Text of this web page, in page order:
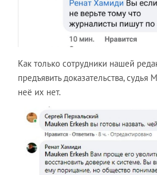
Как только сотрудники нашей
предъявить доказательства, судья
неё их нет.